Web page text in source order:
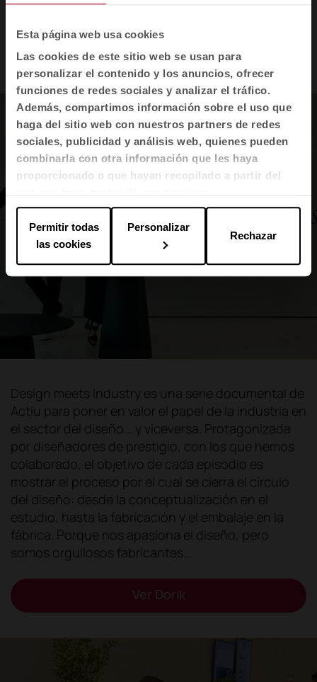
Esta página web usa cookies
Las cookies de este sitio web se usan para
personalizar el contenido y los anuncios, ofrecer
funciones de redes sociales y analizar el tráfico.
Además, compartimos información sobre el uso que
haga del sitio web con nuestros partners de redes
sociales, publicidad y análisis web, quienes pueden
combinarla con otra información que les haya
proporcionado o que hayan recopilado a partir del
Permitir todas
las cookies
Personalizar
Rechazar
de 10 años, el MIAW premia los productos más innovadores en
Design meets Industry es una serie documental de
Actiu para poner en valor el papel de la industria en
el sector del diseño... y viceversa. Protagonizada
por diseñadores de prestigio, con los que hemos
colaborado, el objetivo de cada episodio es
mostrar el proceso por el cual se cierra el círculo
del diseño: desde la conceptualización en el
estudio, hasta la fabricación y el embalaje en la
fábrica. Porque nos apasiona el diseño, pero
somos orgullosos fabricantes...
Ver Dorik